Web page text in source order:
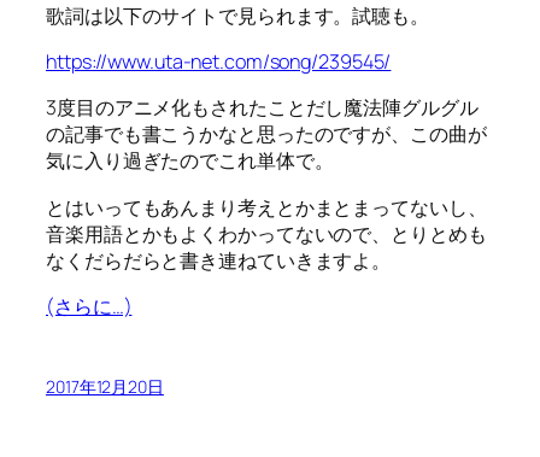
歌詞は以下のサイトで見られます。試聴も。
https://www.uta-net.com/song/239545/
3度目のアニメ化もされたことだし魔法陣グルグル
の記事でも書こうかなと思ったのですが、この曲が
気に入り過ぎたのでこれ単体で。
とはいってもあんまり考えとかまとまってないし、
音楽用語とかもよくわかってないので、とりとめも
なくだらだらと書き連ねていきますよ。
(さらに…)
2017年12月20日